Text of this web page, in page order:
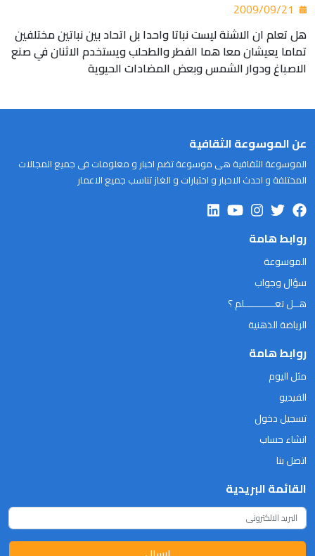
هل تعلم ان الاشنة ليست نباتا واحدا بل اتحاد بين نباتين مختلفين
تماما يعيشان معا هما الفطر والطحلب ويستخدم الاثنان في صنع
الاصباغ ودوار الشمس وبعض المضادات الحيوية
عن الموسوعة الثقافية
الموسوعة الثقافية هى موسوعة تضم اخبار و معلومات فى جميع المجالات
المختلفة و احدث الاخبار و اختبارات و الغاز تناسب جميع الاعمار
روابط هامة
الموسوعة
سؤال وجواب
هــل تعـــــــــــلم ؟
الرياضة الذهنية
روابط هامة
مثل اليوم
الفيديو
تسجيل دخول
انشاء حساب
اتصل بنا
القائمة البريدية